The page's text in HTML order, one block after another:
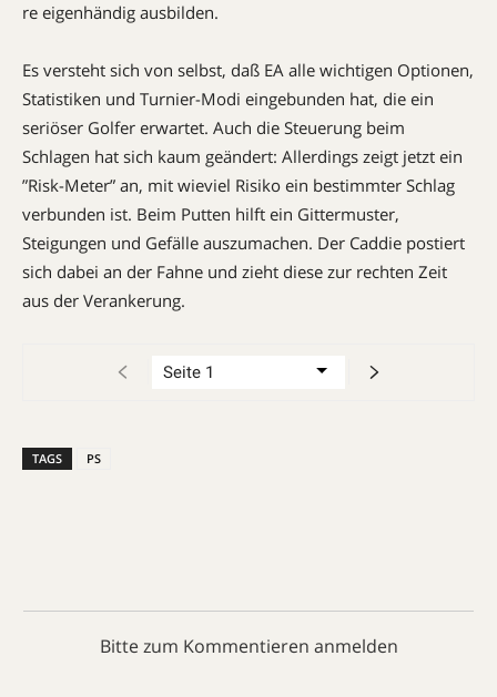
re eigenhändig ausbilden.
Es versteht sich von selbst, daß EA alle wichtigen Optionen,
Statistiken und Turnier-Modi eingebunden hat, die ein
seriöser Golfer erwartet. Auch die Steue­rung beim
Schlagen hat sich kaum geändert: Allerdings zeigt jetzt ein
”Risk-Meter” an, mit wieviel Risiko ein bestimmter Schlag
verbunden ist. Beim Putten hilft ein Gittermuster,
Steigungen und Gefälle auszumachen. Der Caddie postiert
sich dabei an der Fahne und zieht diese zur rechten Zeit
aus der Verankerung.
TAGS PS
Bitte zum Kommentieren anmelden